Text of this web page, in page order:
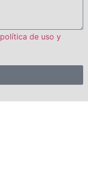
política de uso y